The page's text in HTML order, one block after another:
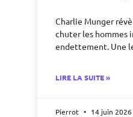
Charlie Munger
chuter les hommes
endettement. Une
LIRE LA SUITE »
Pierrot 14 juin 2026